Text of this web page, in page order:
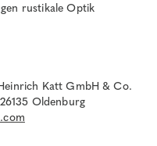
rustikale Optik
Katt GmbH & Co.
Oldenburg